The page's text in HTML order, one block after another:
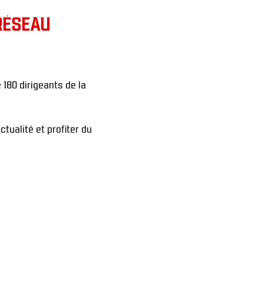
dirigeants de la
et profiter du